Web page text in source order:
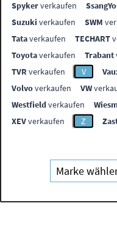
Spykerverkaufen
Suzuki verkaufen SWM
Tataverkaufen TECHART
Toyotaverkaufen Trabant
TVR verkaufen V
Volvoverkaufen VW
Westfieldverkaufen
XEVverkaufen Z